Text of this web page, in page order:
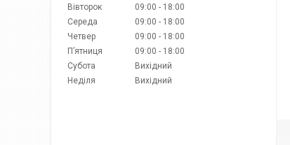
Вівторок
09:00
18:00
Середа
09:00
18:00
Четвер
09:00
18:00
Пʼятниця
09:00
18:00
Субота
Вихідний
Неділя
Вихідний